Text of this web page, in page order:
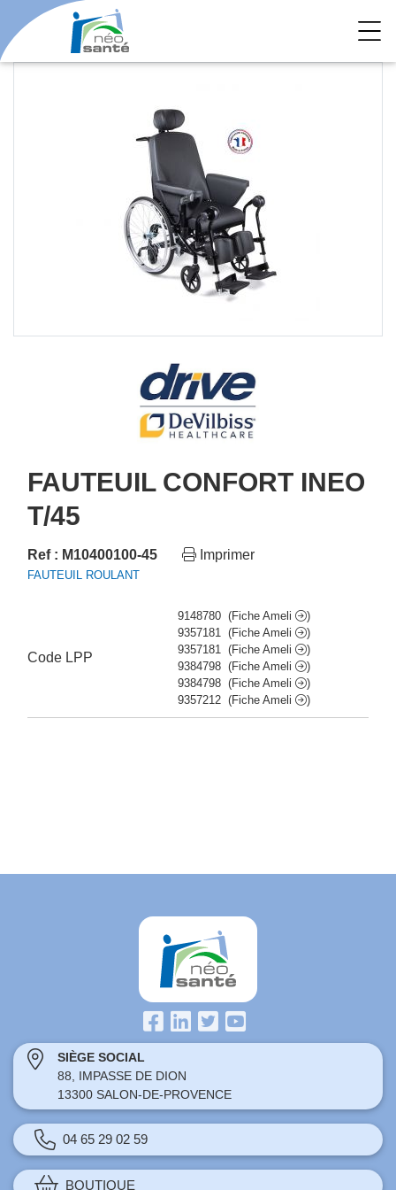
FAUTEUIL CONFORT INEO
T/45
Ref : M10400100-45 Imprimer
FAUTEUIL ROULANT
Code LPP
9148780 (Fiche Ameli
)
9357181
(Fiche Ameli
)
9357181
(Fiche Ameli
)
9384798 (Fiche Ameli
)
9384798 (Fiche Ameli
)
9357212 (Fiche Ameli )
SIÈGE SOCIAL
88, IMPASSE DE DION
13300 SALON-DE-PROVENCE
04 65 29 02 59
BOUTIQUE